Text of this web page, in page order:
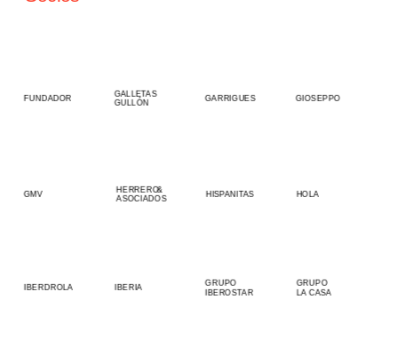
GARRIGUES GIOSEPPO
FUNDADOR GALLETAS
GULLÓN
HERRERO&
ASOCIADOS
HOLA
HISPANITAS
GMV
IBERIA
GRUPO
IBEROSTAR
GRUPO
LA CASA
IBERDROLA